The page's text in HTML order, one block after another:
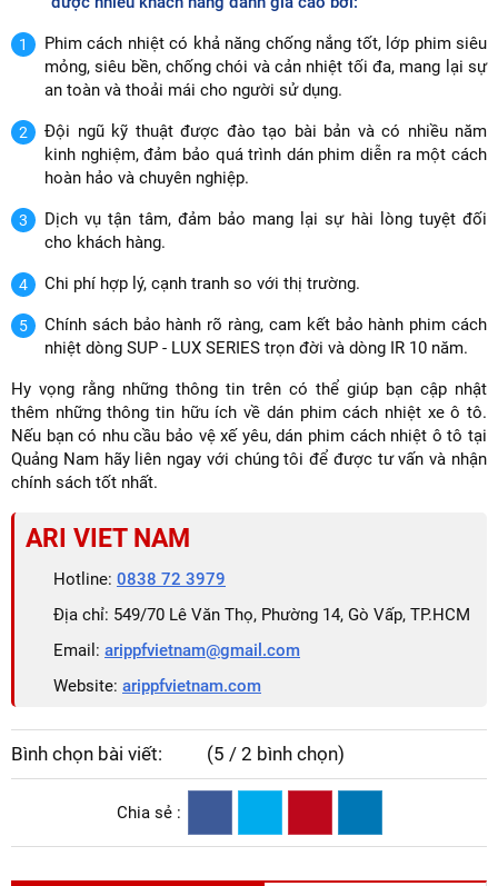
Phim cách nhiệt có khả năng chống nắng tốt, lớp phim siêu
mỏng, siêu bền, chống chói và cản nhiệt tối đa, mang lại sự
an toàn và thoải mái cho người sử dụng.
Đội ngũ kỹ thuật được đào tạo bài bản và có nhiều năm
kinh nghiệm, đảm bảo quá trình dán phim diễn ra một cách
hoàn hảo và chuyên nghiệp.
Dịch vụ tận tâm, đảm bảo mang lại sự hài lòng tuyệt đối
cho khách hàng.
Chi phí hợp lý, cạnh tranh so với thị trường.
Chính sách bảo hành rõ ràng, cam kết bảo hành phim cách
nhiệt dòng SUP - LUX SERIES trọn đời và dòng IR 10 năm.
Hy vọng rằng những thông tin trên có thể giúp bạn cập nhật
thêm những thông tin hữu ích về dán phim cách nhiệt xe ô tô.
Nếu bạn có nhu cầu bảo vệ xế yêu, dán phim cách nhiệt ô tô tại
Quảng Nam hãy liên ngay với chúng tôi để được tư vấn và nhận
chính sách tốt nhất.
ARI VIET NAM
Hotline: 0838 72 3979
Địa chỉ: 549/70 Lê Văn Thọ, Phường 14, Gò Vấp, TP.HCM
Email: arippfvietnam@gmail.com
Website: arippfvietnam.com
Bình chọn bài viết: (5 / 2 bình chọn)
Chia sẻ :